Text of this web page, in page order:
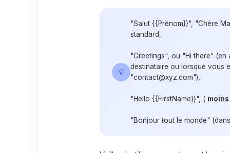
💡
"Salut {{Prénom}}", "Chère
standard,
"Greetings", ou "Hi there" (en
destinataire ou lorsque vous
"contact@xyz.com"),
"Hello {{FirstName}}", (
"Bonjour tout le monde"